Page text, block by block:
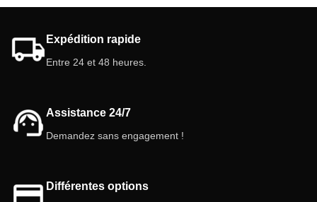
Expédition rapide
Entre 24 et 48 heures.
Assistance 24/7
Demandez sans engagement !
Différentes options